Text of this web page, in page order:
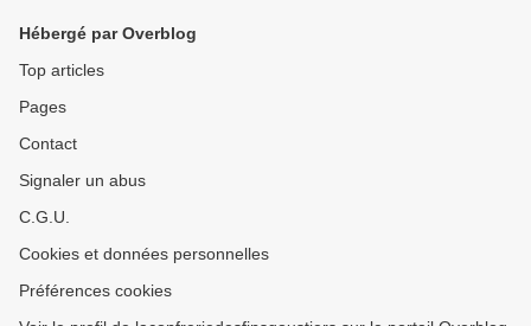
Hébergé par Overblog
Top articles
Pages
Contact
Signaler un abus
C.G.U.
Cookies et données personnelles
Préférences cookies